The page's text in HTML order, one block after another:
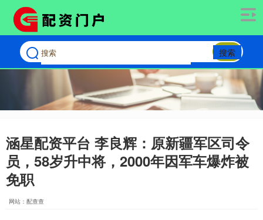
搜索
涵星配资平台 李良辉：原新疆军区司令
员，58岁升中将，2000年因军车爆炸被
免职
网站：配查查